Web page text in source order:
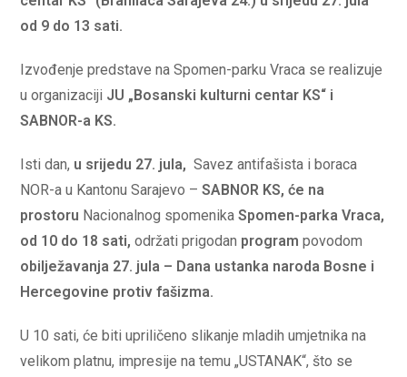
od 9 do 13 sati.
Izvođenje predstave na Spomen-parku Vraca se realizuje
u organizaciji JU „Bosanski kulturni centar KS“ i
SABNOR-a KS.
Isti dan, u srijedu 27. jula,Savez antifašista i boraca
NOR-a u Kantonu Sarajevo – SABNOR KS, će na
prostoru Nacionalnog spomenikaSpomen-parka Vraca,
od 10 do 18 sati,održati prigodan program povodom
obilježavanja 27. jula – Dana ustanka naroda Bosne i
Hercegovine protiv fašizma.
U 10 sati, će biti upriličeno slikanje mladih umjetnika na
velikom platnu, impresije na temu „USTANAK“, što se